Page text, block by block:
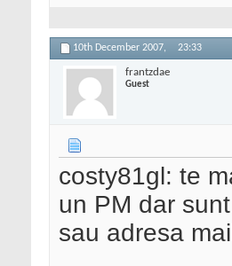
10th December 2007, 23:33
frantzdae
Guest
costy81gl: te
un PM dar
sau adresa